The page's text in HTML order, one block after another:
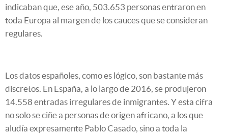
indicaban que, ese año, 503.653 personas entraron en
toda Europa al margen de los cauces que se consideran
regulares.
Los datos españoles, como es lógico, son bastante más
discretos. En España, a lo largo de 2016, se produjeron
14.558 entradas irregulares de inmigrantes. Y esta cifra
no solo se ciñe a personas de origen africano, a los que
aludía expresamente Pablo Casado, sino a toda la